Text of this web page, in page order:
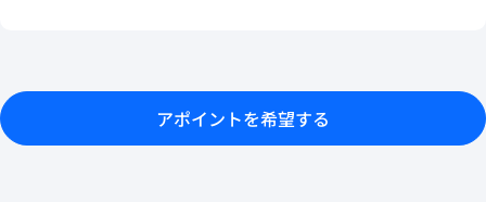
アポイントを希望する